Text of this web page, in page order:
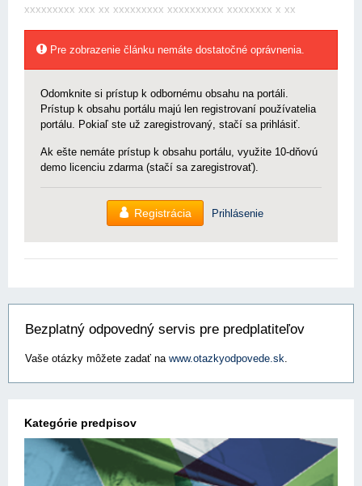
xxxxxxxxx xxx xx xxxxxxxxx xxxxxxxxxx xxxxxxxx x xx
Pre zobrazenie článku nemáte dostatočné oprávnenia.
Odomknite si prístup k odbornému obsahu na portáli.
Prístup k obsahu portálu majú len registrovaní používatelia
portálu. Pokiaľ ste už zaregistrovaný, stačí sa prihlásiť.
Ak ešte nemáte prístup k obsahu portálu, využite 10-dňovú
demo licenciu zdarma (stačí sa zaregistrovať).
Registrácia Prihlásenie
Bezplatný odpovedný servis pre predplatiteľov
Vaše otázky môžete zadať na www.otazkyodpovede.sk.
Kategórie predpisov